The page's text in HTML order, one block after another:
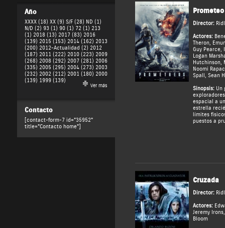
Año
XXXX (18) XX (9) S/F (28) ND (1)
N/D (2) 93 (1) 90 (1) 72 (1) 213
(1) 2018 (13) 2017 (83) 2016
(139) 2015 (153) 2014 (162) 2013
(200) 2012-Actualidad (2) 2012
(187) 2011 (222) 2010 (223) 2009
(268) 2008 (292) 2007 (281) 2006
(335) 2005 (295) 2004 (273) 2003
(232) 2002 (212) 2001 (180) 2000
(139) 1999 (139)
Ver más
Contacto
[contact-form-7 id="35952"
title="Contacto home"]
Prometeo
Director:
Actores:
Theron,
Guy Pearce,
Logan
Hutchinson,
Noomi
Spall , Sean
Sinopsis:Un
espacial a
estrella
límites
puestos a
Cruzada
Director:
Actores:
Jeremy Irons
Bloom